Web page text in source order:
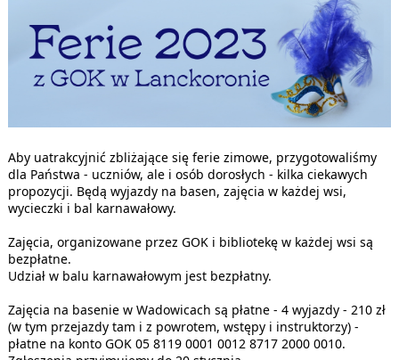
Aby uatrakcyjnić zbliżające się ferie zimowe, przygotowaliśmy
dla Państwa - uczniów, ale i osób dorosłych - kilka ciekawych
propozycji. Będą wyjazdy na basen, zajęcia w każdej wsi,
wycieczki i bal karnawałowy.
Zajęcia, organizowane przez GOK i bibliotekę w każdej wsi są
bezpłatne.
Udział w balu karnawałowym jest bezpłatny.
Zajęcia na basenie w Wadowicach są płatne - 4 wyjazdy - 210 zł
(w tym przejazdy tam i z powrotem, wstępy i instruktorzy) -
płatne na konto GOK 05 8119 0001 0012 8717 2000 0010.